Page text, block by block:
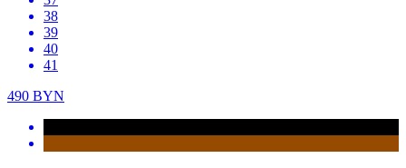
38
39
40
41
490 BYN